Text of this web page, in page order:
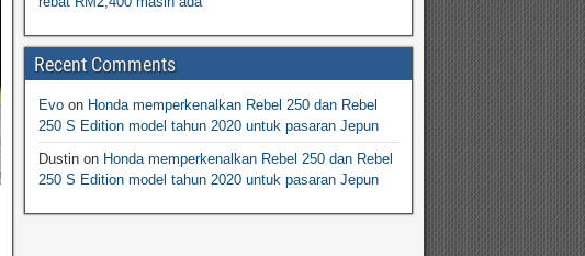
Recent Comments
Evo on Honda memperkenalkan Rebel 250 dan Rebel
250 S Edition model tahun 2020 untuk pasaran Jepun
Dustin on Honda memperkenalkan Rebel 250 dan Rebel
250 S Edition model tahun 2020 untuk pasaran Jepun